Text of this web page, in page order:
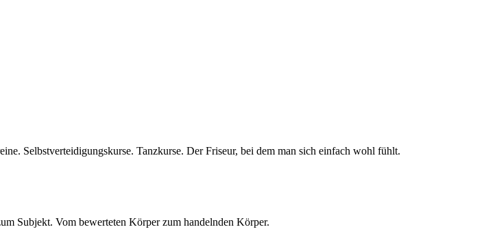
Selbstverteidigungskurse. Tanzkurse. Der Friseur, bei dem man sich einfach wohl fühlt.
Subjekt. Vom bewerteten Körper zum handelnden Körper.